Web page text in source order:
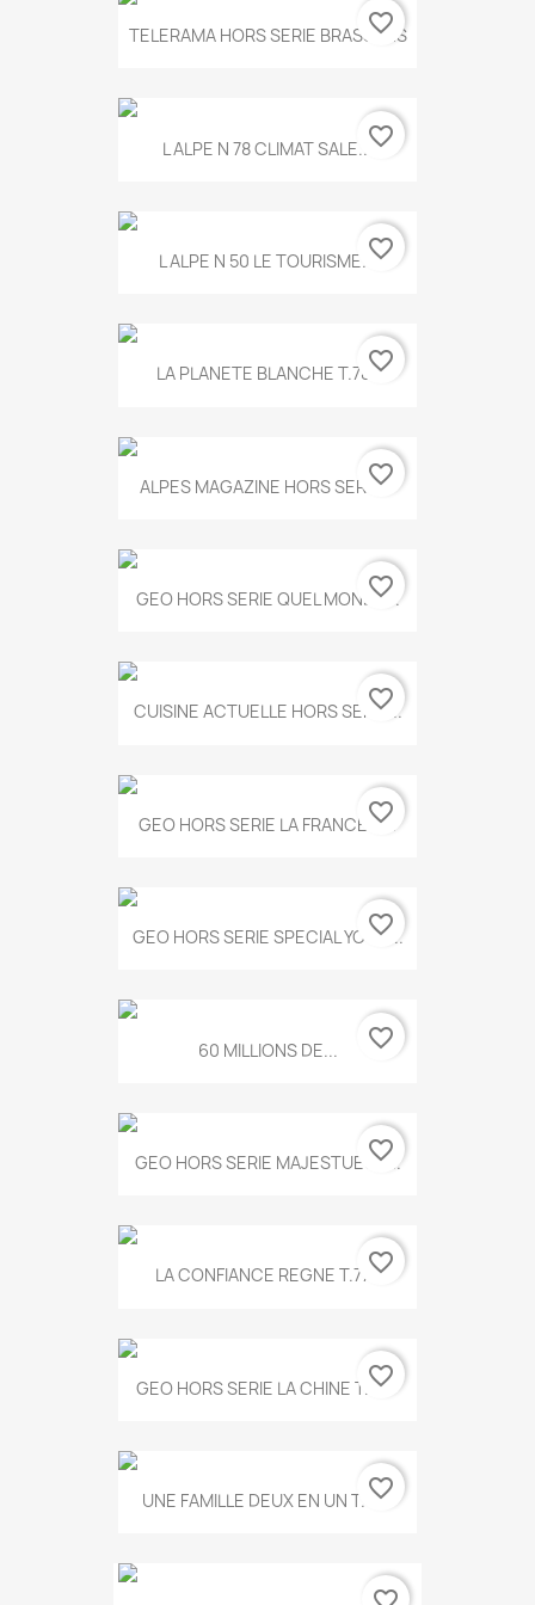
TELERAMA HORS SERIE BRASSENS
favorite_border
L ALPE N 78 CLIMAT SALE...favorite_border
L ALPE N 50 LE TOURISME...favorite_border
LA PLANETE BLANCHE T.785favorite_border
ALPES MAGAZINE HORS SERIE...
favorite_border
GEO HORS SERIE QUEL MONDE...
favorite_border
CUISINE ACTUELLE HORS SERIE...
favorite_border
GEO HORS SERIE LA FRANCE A...
favorite_border
GEO HORS SERIE SPECIAL YOGA...
favorite_border
60 MILLIONS DE... favorite_border
GEO HORS SERIE MAJESTUEUX...
favorite_border
LA CONFIANCE REGNE T.778favorite_border
GEO HORS SERIE LA CHINE T.497
favorite_border
UNE FAMILLE DEUX EN UN T.675
favorite_border